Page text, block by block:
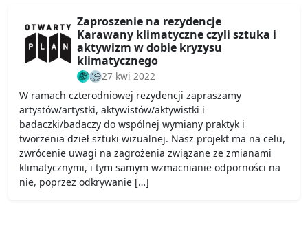
Zaproszenie na rezydencje
Karawany klimatyczne czyli sztuka i
aktywizm w dobie kryzysu
klimatycznego
27 kwi 2022
W ramach czterodniowej rezydencji zapraszamy
artystów/artystki, aktywistów/aktywistki i
badaczki/badaczy do wspólnej wymiany praktyk i
tworzenia dzieł sztuki wizualnej. Nasz projekt ma na celu,
zwrócenie uwagi na zagrożenia związane ze zmianami
klimatycznymi, i tym samym wzmacnianie odporności na
nie, poprzez odkrywanie […]